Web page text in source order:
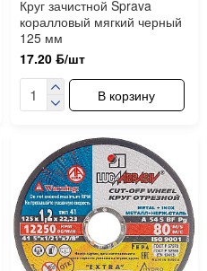
Круг зачистной Sprava
коралловый мягкий черный
125 мм
17.20 ƃ/шт
В корзину